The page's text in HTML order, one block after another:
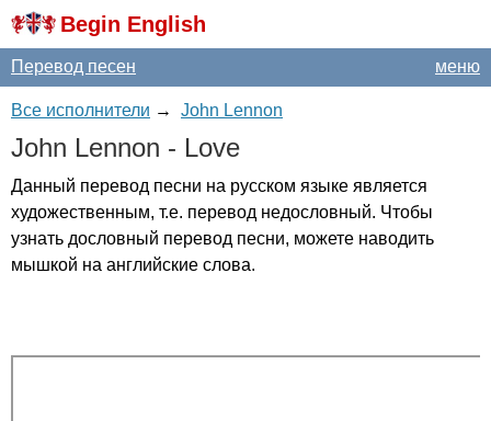
Begin English
меню
Перевод песен
Все исполнители → John Lennon
John Lennon - Love
Данный перевод песни на русском языке является
художественным, т.е. перевод недословный. Чтобы
узнать дословный перевод песни, можете наводить
мышкой на английские слова.